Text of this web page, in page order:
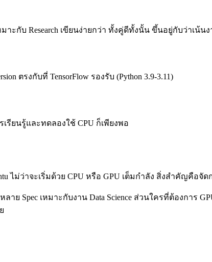
มาะกับ Research เขียนง่ายกว่า ทั้งคู่ดีทั้งนั้น ขึ้นอยู่กับว่าเน้
ตรงกับที่ TensorFlow รองรับ (Python 3.9-3.11)
เรียนรู้และทดลองใช้ CPU ก็เพียงพอ
ไม่ว่าจะเริ่มด้วย CPU หรือ GPU เต็มกำลัง สิ่งสำคัญคือจัด
ลาย Spec เหมาะกับงาน Data Science ส่วนใครที่ต้องการ